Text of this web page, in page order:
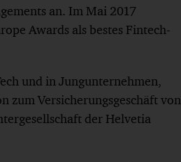
an. Im Mai 2017
Awards als bestes Fintech-
und in Jungunternehmen,
zum Versicherungsgeschäft von
der Helvetia